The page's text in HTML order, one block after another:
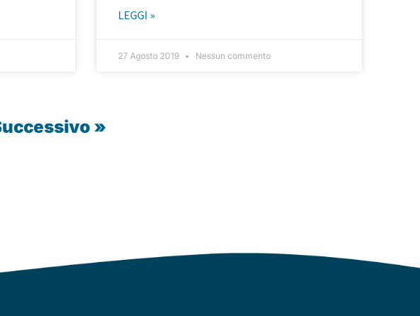
LEGGI »
27 Agosto 2019 Nessun commento
»